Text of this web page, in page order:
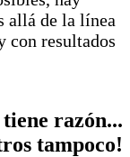
allá de la línea
con resultados
razón...
tampoco!